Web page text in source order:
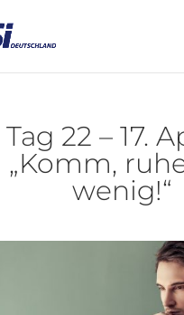
Tag 22 – 17.
„Komm,
wenig!“